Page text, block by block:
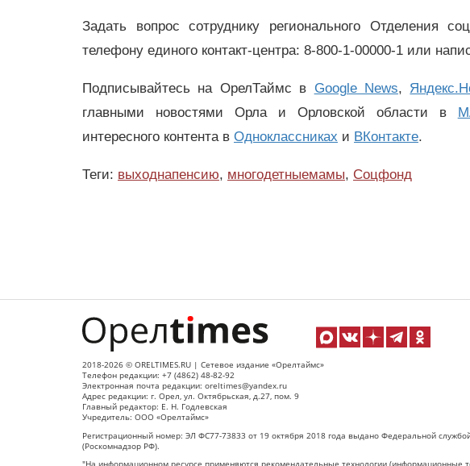
Задать вопрос сотруднику регионального Отделения
телефону единого контакт-центра: 8-800-1-00000-1 или
Подписывайтесь на ОрелТаймс в Google News,
главными новостями Орла и Орловской области в
интересного контента в Одноклассниках и ВКонтакте.
Теги: выходнапенсию, многодетныемамы, Соцфонд
2018-2026 © ORELTIMES.RU | Сетевое издание «Орелтаймс»
Телефон редакции: +7 (4862) 48-82-92
Электронная почта редакции: oreltimes@yandex.ru
Адрес редакции: г. Орел, ул. Октябрьская, д.27, пом. 9
Главный редактор: Е. Н. Годлевская
Учредитель: ООО «Орелтаймс»
Регистрационный номер: ЭЛ ФС77-73833 от 19 октября 2018 года выдано Федеральной
(Роскомнадзор РФ).